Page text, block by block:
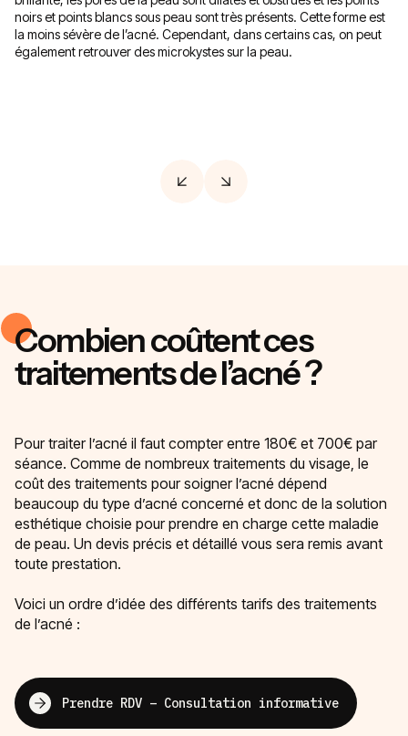
noirs et points blancs sous peau sont très présents. Cette forme est
la moins sévère de l’acné. Cependant, dans certains cas, on peut
également retrouver des microkystes sur la peau.
Combien coûtent ces
traitements de l’acné ?
Pour traiter l’acné il faut compter entre 180€ et 700€ par
séance. Comme de nombreux traitements du visage, le
coût des traitements pour soigner l’acné dépend
beaucoup du type d’acné concerné et donc de la solution
esthétique choisie pour prendre en charge cette maladie
de peau. Un devis précis et détaillé vous sera remis avant
toute prestation.
Voici un ordre d’idée des différents tarifs des traitements
de l’acné :
Prendre RDV – Consultation informative